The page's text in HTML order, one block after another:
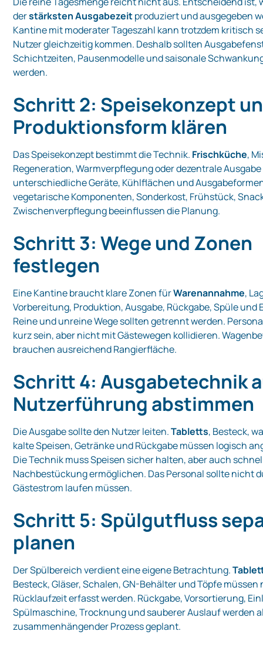
derstärksten Ausgabezeitproduziert und ausgegeben
Kantine mit moderater Tageszahl kann trotzdem kritisch
Nutzer gleichzeitig kommen. Deshalb sollten
Schichtzeiten, Pausenmodelle und saisonale
werden.
Schritt 2: Speisekonzept
Produktionsform klären
Das Speisekonzept bestimmt die Technik. Frischküche,
Regeneration, Warmverpflegung oder dezentrale
unterschiedliche Geräte, Kühlflächen und
vegetarische Komponenten, Sonderkost, Frühstück,
Zwischenverpflegung beeinflussen die Planung.
Schritt 3: Wege und Zonen
festlegen
Eine Kantine braucht klare Zonen fürWarenannahme,
Vorbereitung, Produktion, Ausgabe, Rückgabe, Spüle und
Reine und unreine Wege sollten getrennt werden.
kurz sein, aber nicht mit Gästewegen kollidieren.
brauchen ausreichend Rangierfläche.
Schritt 4: Ausgabetechnik
Nutzerführung abstimmen
Die Ausgabe sollte den Nutzer leiten.Tabletts, Besteck,
kalte Speisen, Getränke und Rückgabe müssen logisch
Die Technik muss Speisen sicher halten, aber auch
Nachbestückung ermöglichen. Das Personal sollte nicht
Gästestrom laufen müssen.
Schritt 5: Spülgutfluss
planen
Der Spülbereich verdient eine eigene Betrachtung.
Besteck, Gläser, Schalen, GN-Behälter und Töpfe
Rücklaufzeit erfasst werden. Rückgabe, Vorsortierung,
Spülmaschine, Trocknung und sauberer Auslauf werden
zusammenhängender Prozess geplant.